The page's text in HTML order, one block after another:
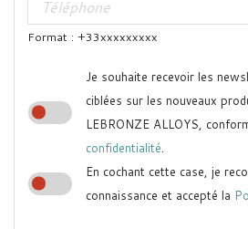
Format : +33xxxxxxxxx
Je souhaite recevoir les
ciblées sur les nouveaux
LEBRONZE ALLOYS,
confidentialité.
En cochant cette case, je
connaissance et accepté la